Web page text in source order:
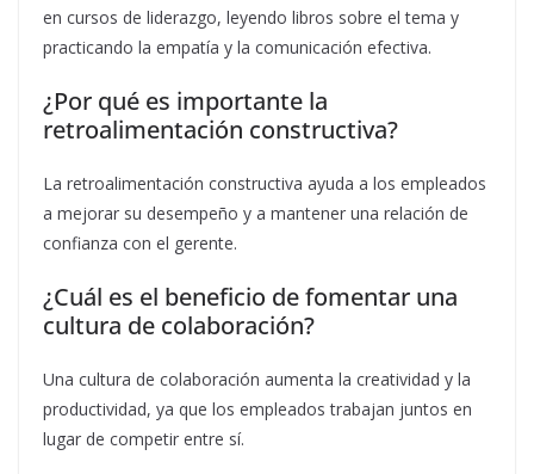
en cursos de liderazgo, leyendo libros sobre el tema y
practicando la empatía y la comunicación efectiva.
¿Por qué es importante la
retroalimentación constructiva?
La retroalimentación constructiva ayuda a los empleados
a mejorar su desempeño y a mantener una relación de
confianza con el gerente.
¿Cuál es el beneficio de fomentar una
cultura de colaboración?
Una cultura de colaboración aumenta la creatividad y la
productividad, ya que los empleados trabajan juntos en
lugar de competir entre sí.